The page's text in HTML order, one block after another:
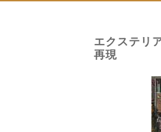
エクステリ
再現